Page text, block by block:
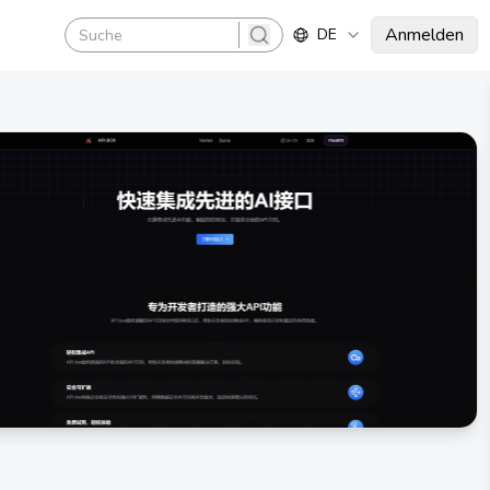
search
DE Anmelden